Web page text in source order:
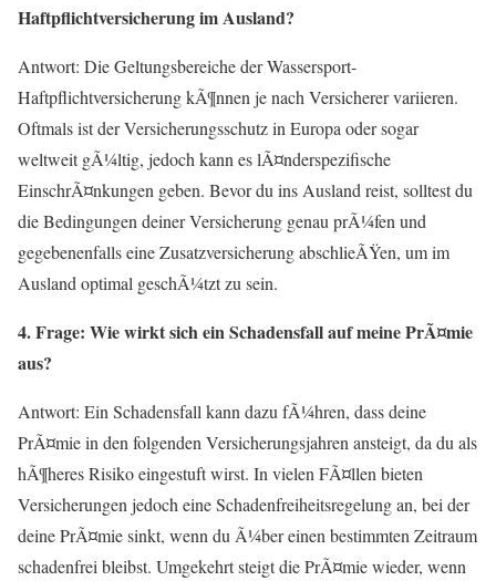
Haftpflichtversicherung im Ausland?
Antwort: Die Geltungsbereiche der Wassersport-
Haftpflichtversicherung kÃ¶nnen je nach Versicherer variieren.
Oftmals ist der Versicherungsschutz in Europa oder sogar
weltweit gÃ¼ltig, jedoch kann es lÃ¤nderspezifische
EinschrÃ¤nkungen geben. Bevor du ins Ausland reist, solltest du
die Bedingungen deiner Versicherung genau prÃ¼fen und
gegebenenfalls eine Zusatzversicherung abschlieÃŸen, um im
Ausland optimal geschÃ¼tzt zu sein.
4. Frage: Wie wirkt sich ein Schadensfall auf meine PrÃ¤mie
aus?
Antwort: Ein Schadensfall kann dazu fÃ¼hren, dass deine
PrÃ¤mie in den folgenden Versicherungsjahren ansteigt, da du als
hÃ¶heres Risiko eingestuft wirst. In vielen FÃ¤llen bieten
Versicherungen jedoch eine Schadenfreiheitsregelung an, bei der
deine PrÃ¤mie sinkt, wenn du Ã¼ber einen bestimmten Zeitraum
schadenfrei bleibst. Umgekehrt steigt die PrÃ¤mie wieder, wenn